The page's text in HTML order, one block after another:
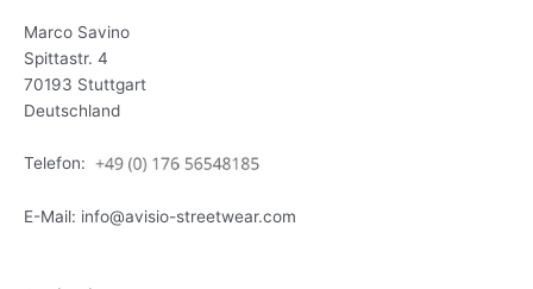
Marco Savino
Spittastr. 4
70193 Stuttgart
Deutschland
Telefon:
E-Mail: info@avisio-streetwear.com